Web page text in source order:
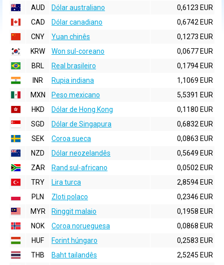
AUD
Dólar australiano
0,6123 EUR
CAD
Dólar canadiano
0,6742 EUR
CNY
Yuan chinês
0,1273 EUR
KRW
Won sul-coreano
0,0677 EUR
BRL
Real brasileiro
0,1794 EUR
INR
Rupia indiana
1,1069 EUR
MXN
Peso mexicano
5,5391 EUR
HKD
Dólar de Hong Kong
0,1180 EUR
SGD
Dólar de Singapura
0,6832 EUR
SEK
Coroa sueca
0,0863 EUR
NZD
Dólar neozelandês
0,5649 EUR
ZAR
Rand sul-africano
0,0502 EUR
TRY
Lira turca
2,8594 EUR
PLN
Zloti polaco
0,2346 EUR
MYR
Ringgit malaio
0,1958 EUR
NOK
Coroa norueguesa
0,0868 EUR
HUF
Forint húngaro
0,2583 EUR
THB
Baht tailandês
2,5245 EUR